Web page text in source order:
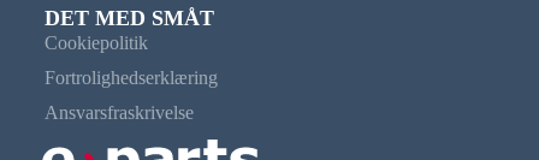
DET MED SMÅT
Cookiepolitik
Fortrolighedserklæring
Ansvarsfraskrivelse